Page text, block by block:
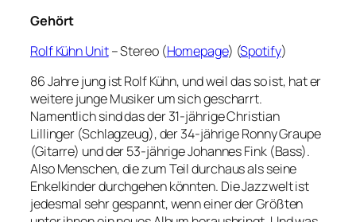
Gehört
Rolf Kühn Unit– Stereo (Homepage) (Spotify)
86 Jahre jung ist Rolf Kühn, und weil das so ist, hat er
weitere junge Musiker um sich gescharrt.
Namentlich sind das der 31-jährige Christian
Lillinger (Schlagzeug), der 34-jährige Ronny Graupe
(Gitarre) und der 53-jährige Johannes Fink (Bass).
Also Menschen, die zum Teil durchaus als seine
Enkelkinder durchgehen könnten. Die Jazzwelt ist
jedesmal sehr gespannt, wenn einer der Größten